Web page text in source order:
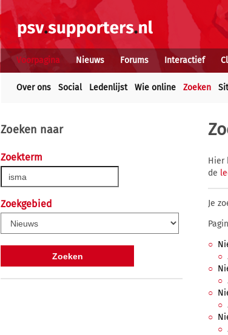
Voorpagina Nieuws Forums Interactief
Over ons Social Ledenlijst Wie online Zoeken
Zoeken naar
Zoekterm
Zoekgebied
Hier
de
Je